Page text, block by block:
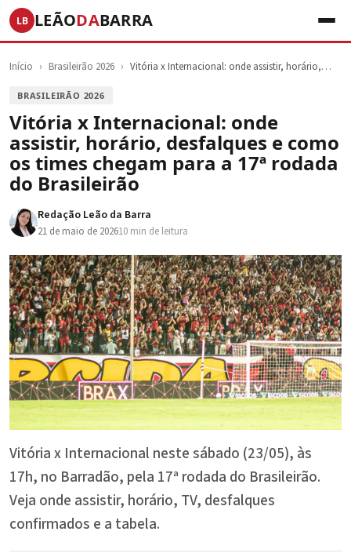
LB LEÃODABARRA
Início › Brasileirão 2026 › Vitória x Internacional: onde assistir, horário,…
BRASILEIRÃO 2026
Vitória x Internacional: onde
assistir, horário, desfalques e como
os times chegam para a 17ª rodada
do Brasileirão
Redação Leão da Barra
21 de maio de 202610 min de leitura
Vitória x Internacional neste sábado (23/05), às
17h, no Barradão, pela 17ª rodada do Brasileirão.
Veja onde assistir, horário, TV, desfalques
confirmados e a tabela.